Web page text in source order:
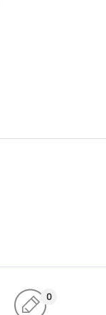
0